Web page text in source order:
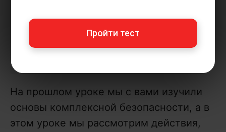
На прошлом уроке мы с вами изучили
основы комплексной безопасности, а в
этом уроке мы рассмотрим действия,
Пройти тест